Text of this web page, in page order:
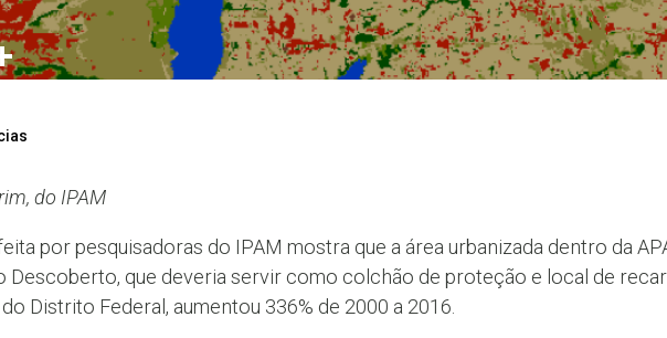
Share
do IPAM
por pesquisadoras do IPAM mostra que a área urbanizada dentro da
Descoberto, que deveria servir como colchão de proteção e local de
Distrito Federal, aumentou 336% de 2000 a 2016.